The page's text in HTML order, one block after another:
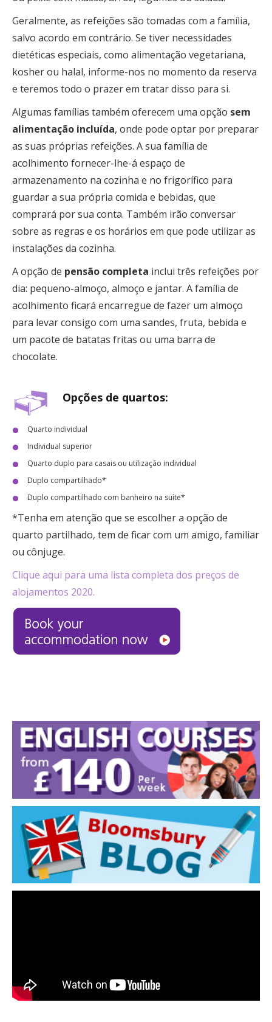
Geralmente, as refeições são tomadas com a família,
salvo acordo em contrário. Se tiver necessidades
dietéticas especiais, como alimentação vegetariana,
kosher ou halal, informe-nos no momento da reserva
e teremos todo o prazer em tratar disso para si.
Algumas famílias também oferecem uma opção sem
alimentação incluída, onde pode optar por preparar
as suas próprias refeições. A sua família de
acolhimento fornecer-lhe-á espaço de
armazenamento na cozinha e no frigorífico para
guardar a sua própria comida e bebidas, que
comprará por sua conta. Também irão conversar
sobre as regras e os horários em que pode utilizar as
instalações da cozinha.
A opção de pensão completa inclui três refeições por
dia: pequeno-almoço, almoço e jantar. A família de
acolhimento ficará encarregue de fazer um almoço
para levar consigo com uma sandes, fruta, bebida e
um pacote de batatas fritas ou uma barra de
chocolate.
Opções de quartos:
Quarto individual
Individual superior
Quarto duplo para casais ou utilização individual
Duplo compartilhado*
Duplo compartilhado com banheiro na suíte*
*Tenha em atenção que se escolher a opção de
quarto partilhado, tem de ficar com um amigo, familiar
ou cônjuge.
Clique aqui para uma lista completa dos preços de
alojamentos 2020.